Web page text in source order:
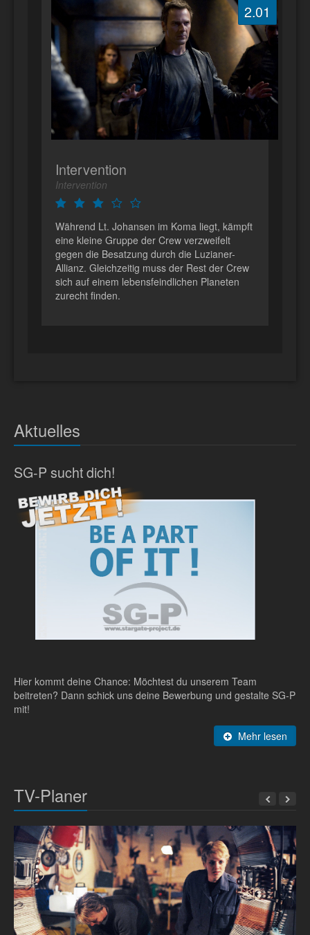
2.01
Intervention
Intervention
Während Lt. Johansen im Koma liegt, kämpft
eine kleine Gruppe der Crew verzweifelt
gegen die Besatzung durch die Luzianer-
Allianz. Gleichzeitig muss der Rest der Crew
sich auf einem lebensfeindlichen Planeten
zurecht finden.
Aktuelles
SG-P sucht dich!
Hier kommt deine Chance: Möchtest du unserem Team
beitreten? Dann schick uns deine Bewerbung und gestalte SG-P
mit!
Mehr lesen
TV-Planer